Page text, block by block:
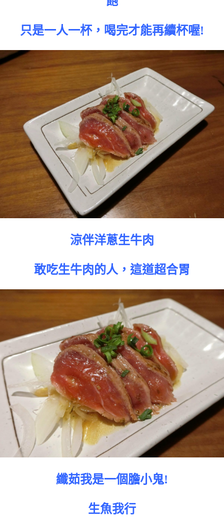
只是一人一杯，喝完才能再續杯喔!
涼伴洋蔥生牛肉
敢吃生牛肉的人，這道超合胃
纖茹我是一個膽小鬼!
生魚我行